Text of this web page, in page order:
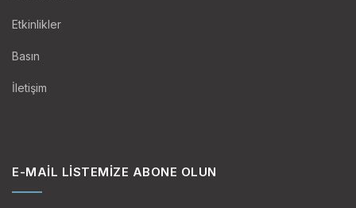
Etkinlikler
Basın
İletişim
E-MAIL LISTEMIZE ABONE OLUN